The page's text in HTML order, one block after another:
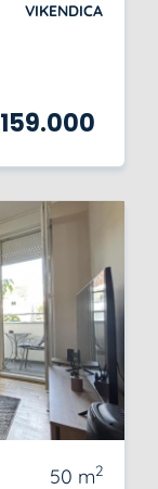
VIKENDICA
159.000
50 m2